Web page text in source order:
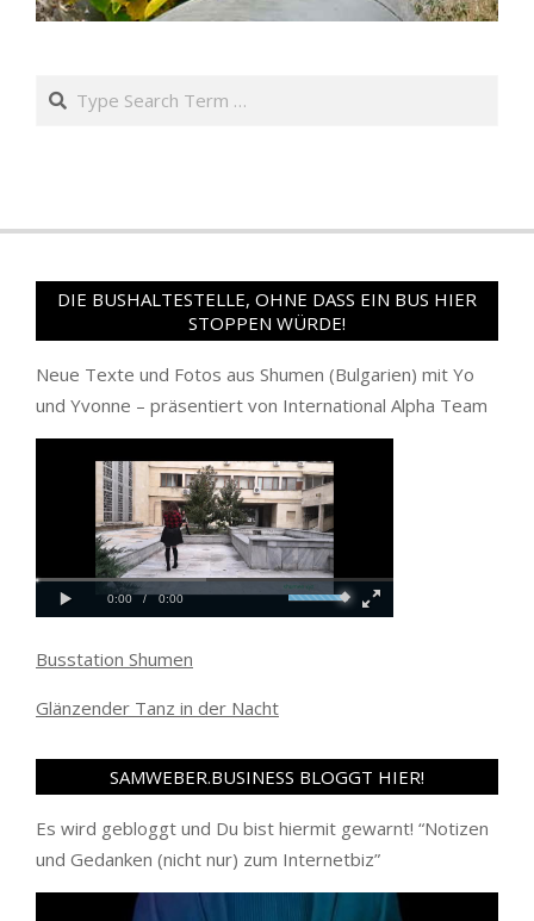
Search
DIE BUSHALTESTELLE, OHNE DASS EIN BUS HIER
STOPPEN WÜRDE!
Neue Texte und Fotos aus Shumen (Bulgarien) mit Yo
und Yvonne – präsentiert von International Alpha Team
Busstation Shumen
Glänzender Tanz in der Nacht
SAMWEBER.BUSINESS BLOGGT HIER!
Es wird gebloggt und Du bist hiermit gewarnt! “Notizen
und Gedanken (nicht nur) zum Internetbiz”